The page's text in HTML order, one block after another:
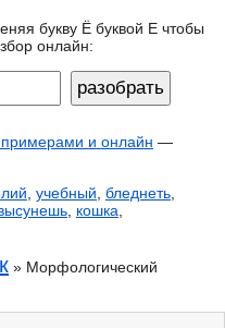
букву Ё буквой Е чтобы
онлайн:
и онлайн —
учебный бледнеть
кошка
» Морфологический